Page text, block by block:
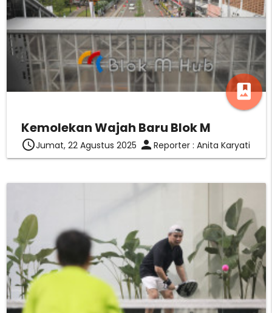
photo_album
Kemolekan Wajah Baru Blok M
access_timeJumat, 22 Agustus 2025 person Reporter : Anita Karyati